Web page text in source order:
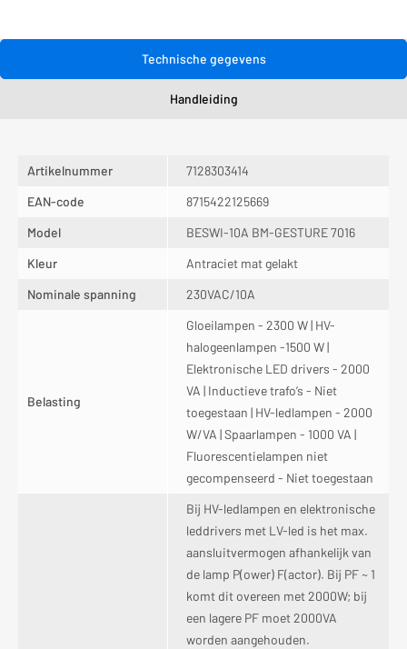
Technische gegevens
Handleiding
Artikelnummer
7128303414
EAN-code
8715422125669
Model
BESWI-10A BM-GESTURE 7016
Kleur
Antraciet mat gelakt
Nominale spanning
230VAC/10A
Belasting
Gloeilampen - 2300 W | HV-
halogeenlampen -1500 W |
Elektronische LED drivers - 2000
VA | Inductieve trafo’s - Niet
toegestaan | HV-ledlampen - 2000
W/VA | Spaarlampen - 1000 VA |
Fluorescentielampen niet
gecompenseerd - Niet toegestaan
Bij HV-ledlampen en elektronische
leddrivers met LV-led is het max.
aansluitvermogen afhankelijk van
de lamp P(ower) F(actor). Bij PF ~ 1
komt dit overeen met 2000W; bij
een lagere PF moet 2000VA
worden aangehouden.